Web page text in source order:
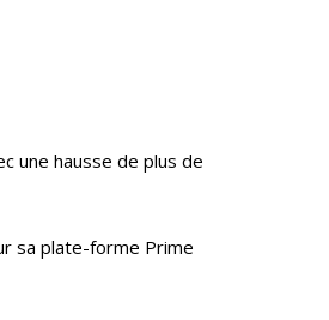
une hausse de plus de
sa plate-forme Prime